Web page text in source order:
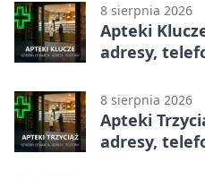
8 sierpnia 2026
Apteki
adresy,
8 sierpnia 2026
Apteki
adresy,